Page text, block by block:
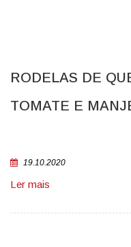
RODELAS DE
TOMATE E
19.10.2020
Ler mais